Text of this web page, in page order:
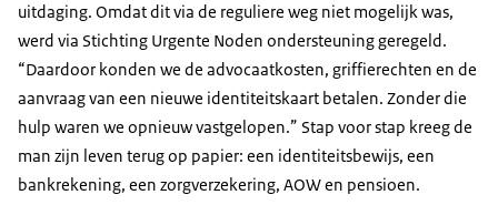
uitdaging. Omdat dit via de reguliere weg niet mogelijk was,
werd via Stichting Urgente Noden ondersteuning geregeld.
“Daardoor konden we de advocaatkosten, griffierechten en de
aanvraag van een nieuwe identiteitskaart betalen. Zonder die
hulp waren we opnieuw vastgelopen.” Stap voor stap kreeg de
man zijn leven terug op papier: een identiteitsbewijs, een
bankrekening, een zorgverzekering, AOW en pensioen.